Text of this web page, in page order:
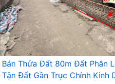
Bán Thửa Đất 80m Đất Phân
Tận Đất Gần Trục Chính Kinh